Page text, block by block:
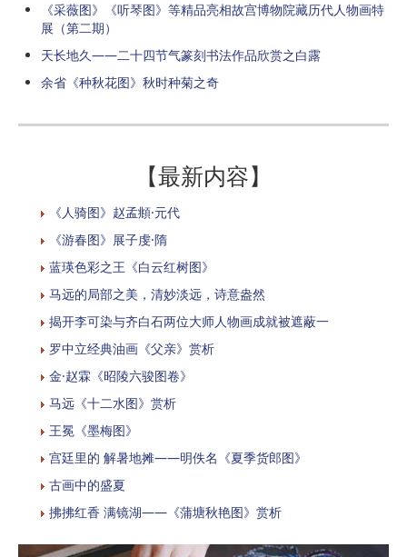
《采薇图》《听琴图》等精品亮相故宫博物院藏历代人物画特
展（第二期）
天长地久——二十四节气篆刻书法作品欣赏之白露
余省《种秋花图》秋时种菊之奇
【最新内容】
《人骑图》赵孟頫·元代
《游春图》展子虔·隋
蓝瑛色彩之王《白云红树图》
马远的局部之美，清妙淡远，诗意盎然
揭开李可染与齐白石两位大师人物画成就被遮蔽一
罗中立经典油画《父亲》赏析
金·赵霖《昭陵六骏图卷》
马远《十二水图》赏析
​王冕《墨梅图》
宫廷里的 解暑地摊——明佚名《夏季货郎图》
古画中的盛夏
拂拂红香 满镜湖——《蒲塘秋艳图》赏析